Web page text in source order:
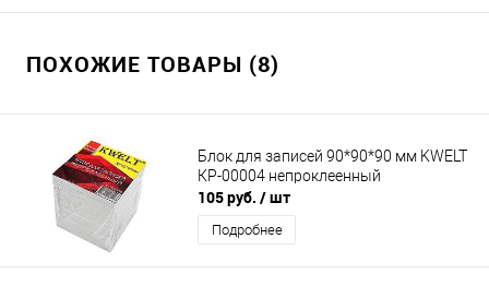
ПОХОЖИЕ ТОВАРЫ (8)
Блок для записей 90*90*90 мм KWELT
КР-00004 непроклеенный
105 руб. / шт
Подробнее